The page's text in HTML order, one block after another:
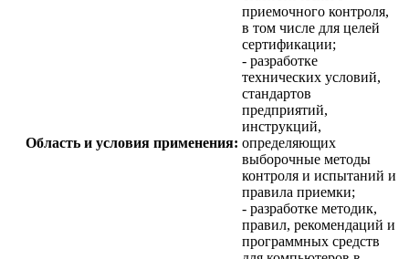
Область и условия применения:
приемочного контроля,
в том числе для целей
сертификации;
- разработке
технических условий,
стандартов
предприятий,
инструкций,
определяющих
выборочные методы
контроля и испытаний и
правила приемки;
- разработке методик,
правил, рекомендаций и
программных средств